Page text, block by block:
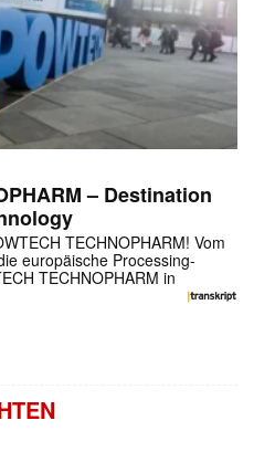
– Destination
TECHNOPHARM! Vom
europäische Processing-
TECHNOPHARM in